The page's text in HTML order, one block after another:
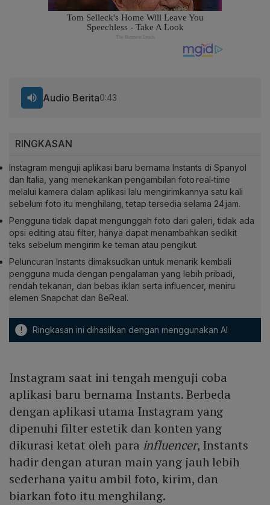
RINGKASAN
Instagram menguji aplikasi baru bernama Instants di Spanyol
dan Italia, yang menekankan pengambilan foto real‑time
melalui kamera dalam aplikasi lalu mengirimkannya satu kali
sebelum foto itu menghilang, tetap tersedia selama 24 jam.
Pengguna tidak dapat mengunggah foto dari galeri, tidak ada
opsi editing atau filter, hanya dapat menambahkan sedikit
teks sebelum mengirim ke teman atau pengikut.
Peluncuran Instants dimaksudkan untuk menarik kembali
pengguna muda dengan pengalaman yang lebih pribadi,
rendah tekanan, dan bebas iklan serta influencer, meniru
elemen Snapchat dan BeReal.
! Ringkasan ini dihasilkan dengan menggunakan AI
Audio Berita0:43
Instagram saat ini tengah menguji coba
aplikasi baru bernama Instants. Berbeda
dengan aplikasi utama Instagram yang
dipenuhi filter estetik dan konten yang
dikurasi ketat oleh para influencer, Instants
hadir dengan aturan main yang jauh lebih
sederhana yaitu ambil foto, kirim, dan
biarkan foto itu menghilang.